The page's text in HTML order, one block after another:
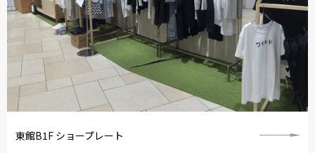
東館B1F ショープレート